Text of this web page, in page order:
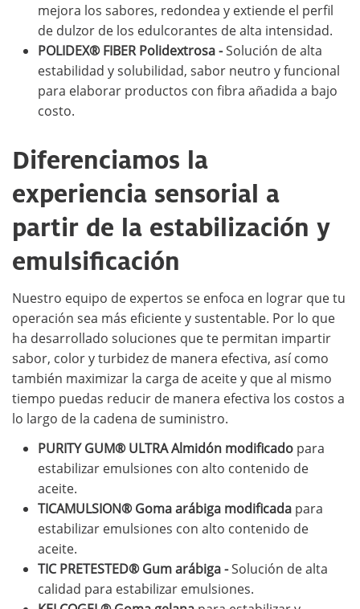
mejora los sabores, redondea y extiende el perfil
de dulzor de los edulcorantes de alta intensidad.
POLIDEX® FIBER Polidextrosa -Solución de alta
estabilidad y solubilidad, sabor neutro y funcional
para elaborar productos con fibra añadida a bajo
costo.
Diferenciamos la
experiencia sensorial a
partir de la estabilización y
emulsificación
Nuestro equipo de expertos se enfoca en lograr que tu
operación sea más eficiente y sustentable. Por lo que
ha desarrollado soluciones que te permitan impartir
sabor, color y turbidez de manera efectiva, así como
también maximizar la carga de aceite y que al mismo
tiempo puedas reducir de manera efectiva los costos a
lo largo de la cadena de suministro.
PURITY GUM® ULTRA Almidón modificado para
estabilizar emulsiones con alto contenido de
aceite.
TICAMULSION® Goma arábiga modificada para
estabilizar emulsiones con alto contenido de
aceite.
TIC PRETESTED® Gum arábiga -Solución de alta
calidad para estabilizar emulsiones.